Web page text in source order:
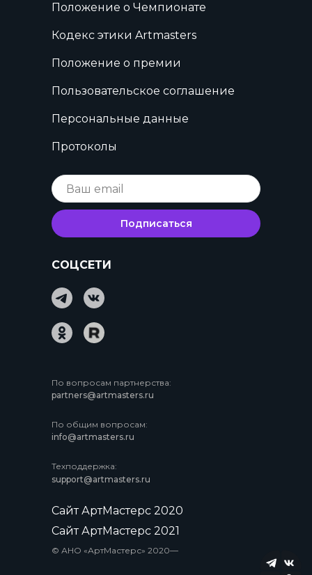
© АНО «АртМастерс» 2020—
По вопросам партнерства:
partners@artmasters.ru
Техподдержка:
support@artmasters.ru
Положение о Чемпионате
Кодекс этики Artmasters
Положение о премии
Пользовательское соглашение
Персональные данные
Сайт АртМастерс 2021
Сайт АртМастерс 2020
СОЦСЕТИ
Подписаться
info@artmasters.ru
По общим вопросам:
Протоколы